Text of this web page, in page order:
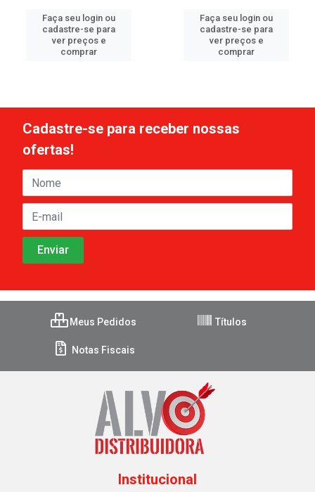
Faça seu login ou
cadastre-se para
ver preços e
comprar
Faça seu login ou
cadastre-se para
ver preços e
comprar
Cadastre-se para receber nossas
ofertas!
Meus Pedidos Títulos
Notas Fiscais
Institucional